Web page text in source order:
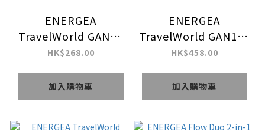
ENERGEA
TravelWorld GAN70
3C2A PD70W 旅行充
HK$268.00
加入購物車
ENERGEA
TravelWorld GAN160
3C1A Max. PD160W
HK$458.00
加入購物車